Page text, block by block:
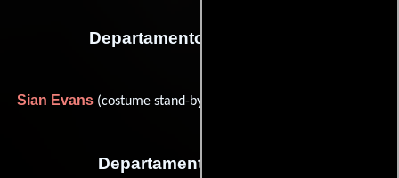
Departamento de vestuario
Sian Evans (costume stand-by) y
Departamento de reparto